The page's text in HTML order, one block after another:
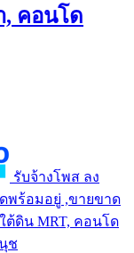
คอนโด
รับจ้างโพส ลง
พร้อมอยู่ ,ขายขาด
ต้ดิน MRT, คอนโด
ช